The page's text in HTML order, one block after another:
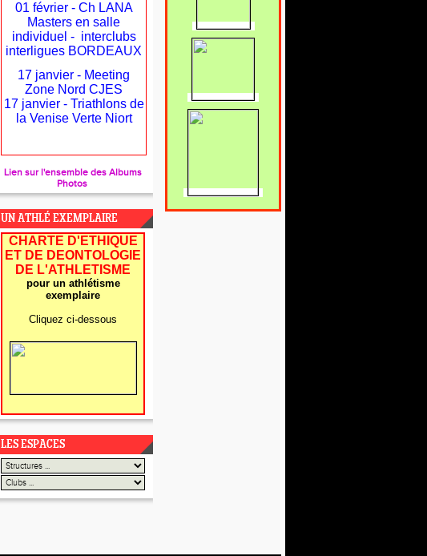
01 février - Ch LANA
Masters en salle
individuel - interclubs
interligues BORDEAUX
17 janvier - Meeting
Zone Nord CJES
17 janvier - Triathlons de
la Venise Verte Niort
Lien sur l'ensemble des Albums
Photos
UN ATHLÉ EXEMPLAIRE
CHARTE D'ETHIQUE
ET DE DEONTOLOGIE
DE L'ATHLETISME
pour un athlétisme
exemplaire
Cliquez ci-dessous
LES ESPACES